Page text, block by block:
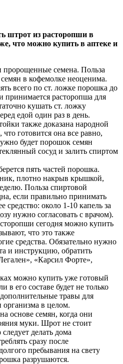
штрот из расторопши в
что можно купить в аптеке и
семена. Польза
в кофемолке неоценима.
всего по ст. ложке порошка до
расторопша для
кушать ст. ложку
едой один раз в день.
также доказана народной
готовится она все равно,
будет порошок семян
сосуд и залить спиртом
пять частей порошка.
плотно накрыв крышкой,
Польза спиртовой
если правильно принимать
средство: около 1-10 капель за
нужно согласовать с врачом).
сегодня можно купить
что это также
средства. Обязательно нужно
и инструкцию, обратить
«Карсил Форте»,
можно купить уже готовый
в его составе будет не только
травы для
в целом.
основе семян, когда они
муки. Шрот не стоит
делать дома
сразу после
пребывания на свету
разрушаются.